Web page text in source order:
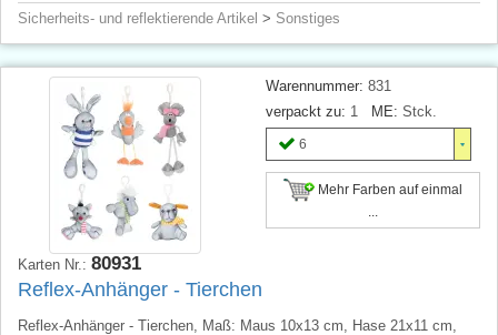
Sicherheits- und reflektierende Artikel > Sonstiges
Warennummer: 831
verpackt zu: 1 ME: Stck.
6
Mehr Farben auf einmal
Karten Nr.: 80931
Reflex-Anhänger - Tierchen
Reflex-Anhänger - Tierchen, Maß: Maus 10x13 cm, Hase 21x11 cm,